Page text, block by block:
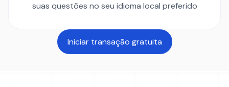
suas questões no seu idioma local preferido
Iniciar transação gratuita